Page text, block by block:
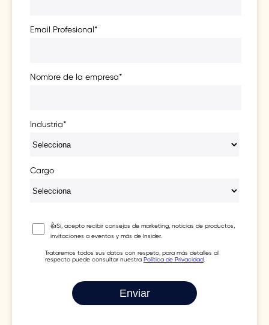
Email Profesional*
Nombre de la empresa*
Industria*
Cargo
👍Sí, acepto recibir consejos de marketing, noticias de productos,
invitaciones a eventos y más de Insider.
Trataremos todos sus datos con respeto, para más detalles al
respecto puede consultar nuestra Política de Privacidad.